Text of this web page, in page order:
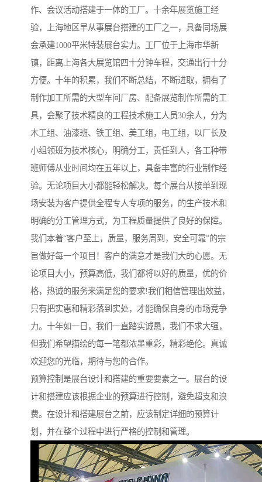
作、会议活动搭建于一体的工厂。十余年展览施工经
验，上海地区早从事展台搭建的工厂之一，具备同场展
会承建1000平米特装展台实力。工厂位于上海市华新
镇，距离上海各大展览馆四十分钟车程，交通出行十分
方便。十年的积累，我们不断总结，不断进取，拥有了
制作加工所需的大型车间厂房、配备展览制作所需的工
具，会聚了技术精良的工程技术施工人员30余人，分为
木工组、油漆班、铁工组、美工组，电工组，以厂长及
小组领班为技术核心，明确分工，责任到人，各工种带
班师傅从业时间均在五年以上，具备丰富的行业制作经
验。无论项目大小都能轻松解决。每个展台从接单到现
场安装为客户提供全程专人专项的服务，的生产技术和
明确的分工管理方式，为工程质量提供了良好的保障。
我们本着“客户至上，质量，服务周到，安全可靠”的宗
旨做好每一个项目！客户的满意才是我们大的心愿。无
论项目大小，预算高低，我们都将以好的质量，优的价
格，热诚的服务来满足您的要求!我们相信管理出效益，
只有把实惠和精彩落到实处，才能确保自身的市场竞争
力。十年如一日，我们一直踏实诚恳，我们不求大强，
但我们希望描绘的每一笔都浓墨重彩，精彩绝伦。真诚
欢迎您的光临，期待与您的合作。
预算控制是展台设计和搭建的重要要素之一。展台的设
计和搭建应该根据企业的预算进行控制，避免超支和浪
费。在设计和搭建展台之前，应该制定详细的预算计
划，并在整个过程中进行严格的控制和管理。